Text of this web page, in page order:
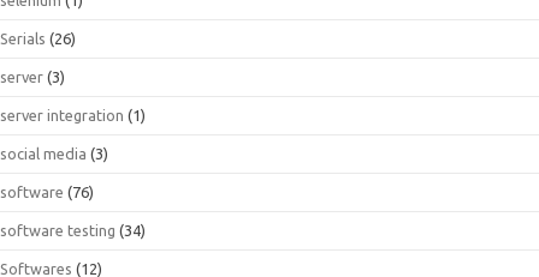
Serials (26)
server (3)
server integration (1)
social media (3)
software (76)
software testing (34)
Softwares (12)